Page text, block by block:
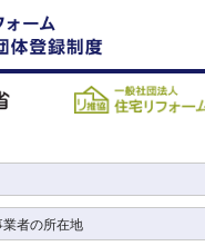
者の所在地